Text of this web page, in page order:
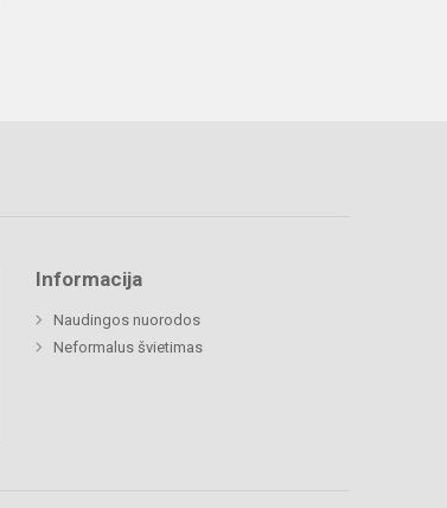
Informacija
Naudingos nuorodos
Neformalus švietimas